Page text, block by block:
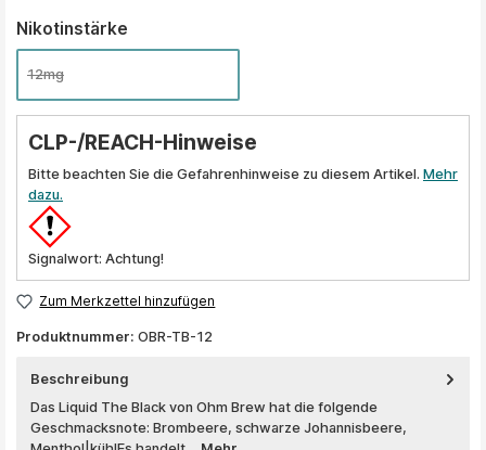
Nikotinstärke
12mg
CLP-/REACH-Hinweise
Bitte beachten Sie die Gefahrenhinweise zu diesem Artikel. Mehr
dazu.
Signalwort: Achtung!
Zum Merkzettel hinzufügen
Produktnummer: OBR-TB-12
Beschreibung
Das Liquid The Black von Ohm Brew hat die folgende
Geschmacksnote: Brombeere, schwarze Johannisbeere,